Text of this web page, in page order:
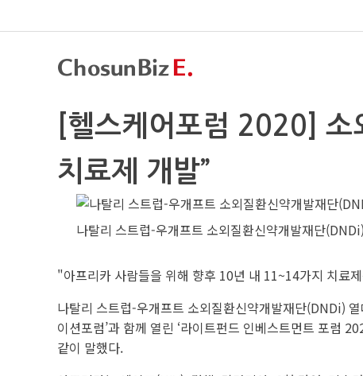
[헬스케어포럼 2020] 소
치료제 개발”
나탈리 스트럽-우개프트 소외질환신약개발재단
"아프리카 사람들을 위해 향후 10년 내 11~14가지 치료
나탈리 스트럽-우개프트 소외질환신약개발재단(DNDi)
이션포럼’과 함께 열린 ‘라이트펀드 인베스트먼트 포럼
같이 말했다.